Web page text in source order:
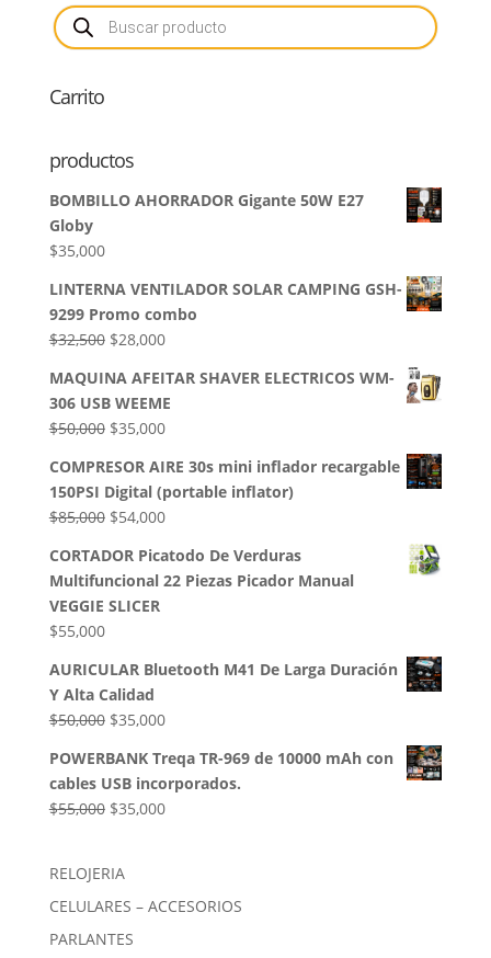
Búsqueda
de
productos
Carrito
productos
BOMBILLO AHORRADOR Gigante 50W E27
Globy
$35,000
LINTERNA VENTILADOR SOLAR CAMPING GSH-
9299 Promo combo
$32,500 El
original
era:
$32,500.
$28,000El
actual
es:
$28,000.
MAQUINA AFEITAR SHAVER ELECTRICOS WM-
306 USB WEEME
$50,000 El
original
era:
$50,000.
$35,000El
actual
es:
$35,000.
COMPRESOR AIRE 30s mini inflador recargable
150PSI Digital (portable inflator)
$85,000 El
original
era:
$85,000.
$54,000El
actual
es:
CORTADOR Picatodo De Verduras
Multifuncional 22 Piezas Picador Manual
VEGGIE SLICER
$55,000
AURICULAR Bluetooth M41 De Larga Duración
Y Alta Calidad
$50,000 El
original
era:
$50,000.
$35,000El
actual
es:
$35,000.
POWERBANK Treqa TR-969 de 10000 mAh con
cables USB incorporados.
$55,000 El
era:
$55,000.
$35,000El
$35,000.
RELOJERIA
CELULARES – ACCESORIOS
PARLANTES